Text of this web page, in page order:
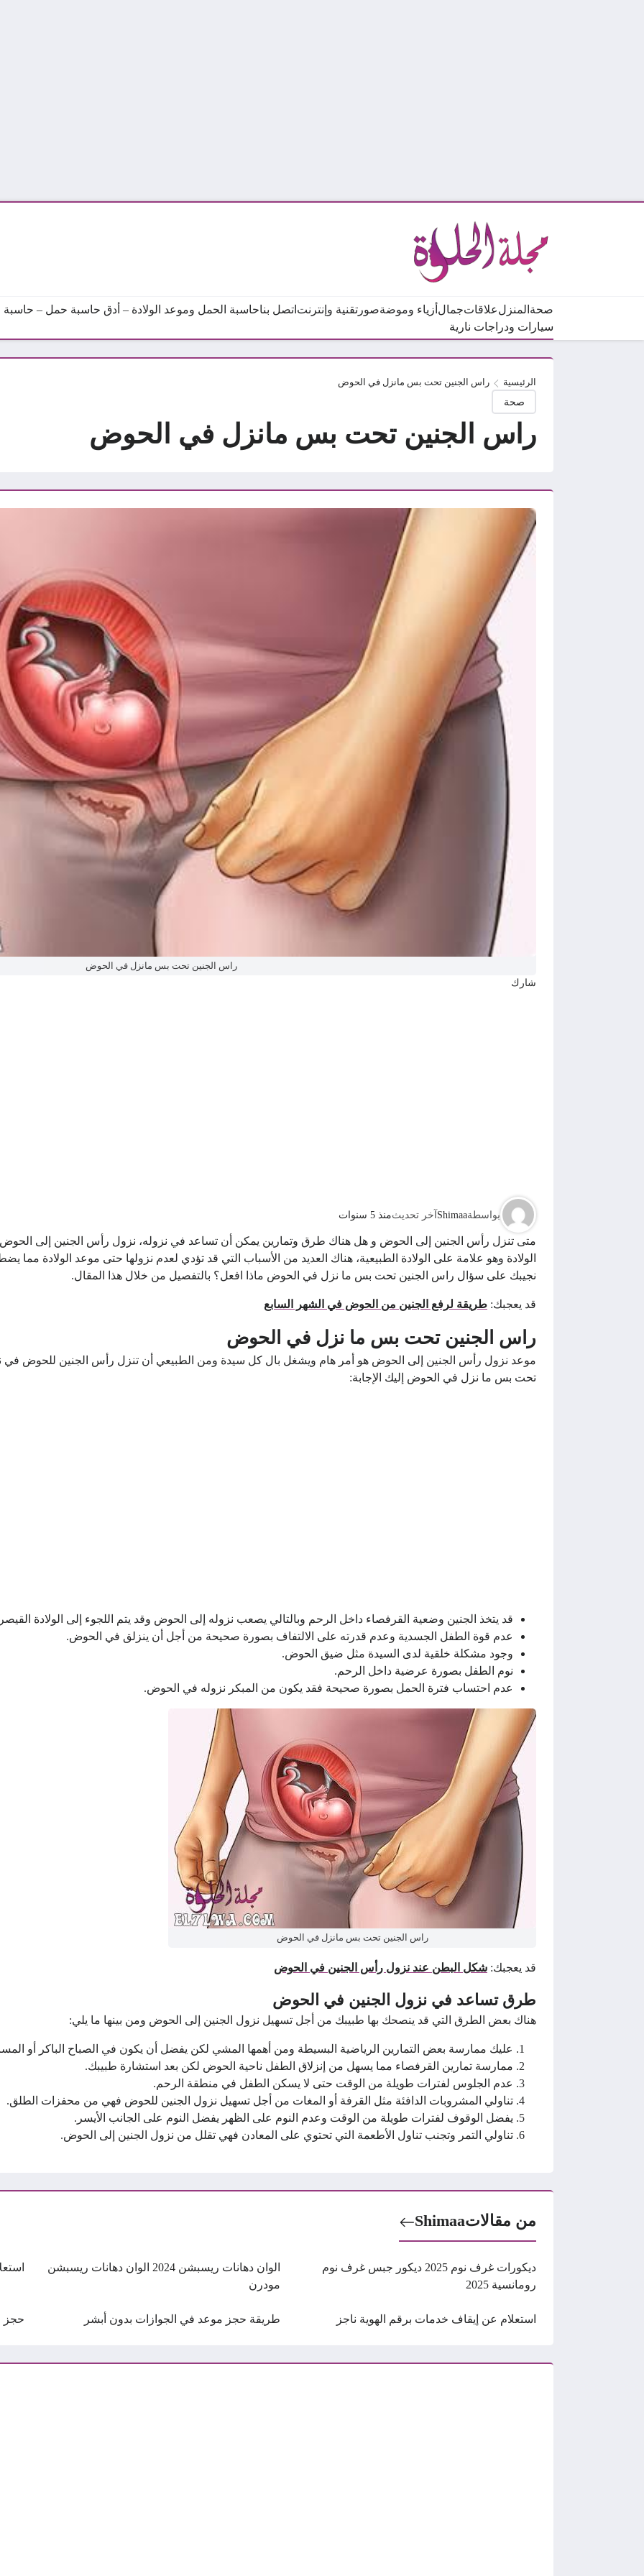
صحة المنزلعلاقاتجمال أزياء وموضةصور تقنية وإنترنت اتصل بناحاسبة الحمل وموعد الولادة – أدق حاسبة حمل – حاسبة
سيارات ودراجات نارية
الرئيسية راس الجنين تحت بس مانزل في الحوض
صحة
راس الجنين تحت بس مانزل في الحوض
راس الجنين تحت بس مانزل في الحوض
شارك
بواسطةShimaaآخر تحديثمنذ 5 سنوات
متى تنزل رأس الجنين إلى الحوض و هل هناك طرق وتمارين يمكن أن تساعد في نزوله، نزول رأس الجنين إلى الحوض
الولادة وهو علامة على الولادة الطبيعية، هناك العديد من الأسباب التي قد تؤدي لعدم نزولها حتى موعد الولادة مما
نجيبك على سؤال راس الجنين تحت بس ما نزل في الحوض ماذا افعل؟ بالتفصيل من خلال هذا المقال.
قد يعجبك: طريقة لرفع الجنين من الحوض في الشهر السابع
راس الجنين تحت بس ما نزل في الحوض
موعد نزول رأس الجنين إلى الحوض هو أمر هام ويشغل بال كل سيدة ومن الطبيعي أن تنزل رأس الجنين للحوض في
تحت بس ما نزل في الحوض إليك الإجابة:
قد يتخذ الجنين وضعية القرفصاء داخل الرحم وبالتالي يصعب نزوله إلى الحوض وقد يتم اللجوء إلى الولادة
عدم قوة الطفل الجسدية وعدم قدرته على الالتفاف بصورة صحيحة من أجل أن ينزلق في الحوض.
وجود مشكلة خلقية لدى السيدة مثل ضيق الحوض.
نوم الطفل بصورة عرضية داخل الرحم.
عدم احتساب فترة الحمل بصورة صحيحة فقد يكون من المبكر نزوله في الحوض.
راس الجنين تحت بس مانزل في الحوض
قد يعجبك: شكل البطن عند نزول رأس الجنين في الحوض
طرق تساعد في نزول الجنين في الحوض
هناك بعض الطرق التي قد ينصحك بها طبيبك من أجل تسهيل نزول الجنين إلى الحوض ومن بينها ما يلي:
عليك ممارسة بعض التمارين الرياضية البسيطة ومن أهمها المشي لكن يفضل أن يكون في الصباح الباكر أو
ممارسة تمارين القرفصاء مما يسهل من إنزلاق الطفل ناحية الحوض لكن بعد استشارة طبيبك.
عدم الجلوس لفترات طويلة من الوقت حتى لا يسكن الطفل في منطقة الرحم.
تناولي المشروبات الدافئة مثل القرفة أو المغات من أجل تسهيل نزول الجنين للحوض فهي من محفزات الطلق.
يفضل الوقوف لفترات طويلة من الوقت وعدم النوم على الظهر يفضل النوم على الجانب الأيسر.
تناولي التمر وتجنب تناول الأطعمة التي تحتوي على المعادن فهي تقلل من نزول الجنين إلى الحوض.
من مقالاتShimaa
ديكورات غرف نوم 2025 ديكور جبس غرف نوم
رومانسية 2025
الوان دهانات ريسبشن 2024 الوان دهانات ريسبشن
مودرن
استعلام عن إيقاف خدمات برقم الهوية ناجز طريقة حجز موعد في الجوازات بدون أبشر حجز